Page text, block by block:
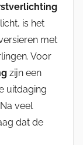
is het
met
Voor
zijn een
uitdaging
veel
dat de